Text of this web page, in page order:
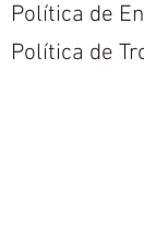
Política de
Política de